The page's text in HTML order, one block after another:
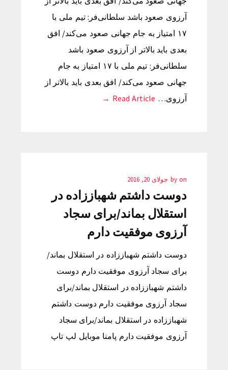
آرزوی صعود باشد سلطانی‌فر: تیم ملی با
۱۷ امتیاز به جام جهانی صعود می‌کند/ افق
بعدی باید بالاتر از آرزوی صعود باشد
سلطانی‌فر: تیم ملی با ۱۷ امتیاز به جام
جهانی صعود می‌کند/ افق بعدی باید بالاتر از
آرزوی… Read Article →
by on جولای 20, 2016
دوست داشتم شهباززاده در
استقلال بماند/برای سجاد
آرزوی موفقیت دارم
دوست داشتم شهباززاده در استقلال بماند/
برای سجاد آرزوی موفقیت دارم دوست
داشتم شهباززاده در استقلال بماند/برای
سجاد آرزوی موفقیت دارم دوست داشتم
شهباززاده در استقلال بماند/برای سجاد
آرزوی موفقیت دارم پامنا موبایل لپ تاپ